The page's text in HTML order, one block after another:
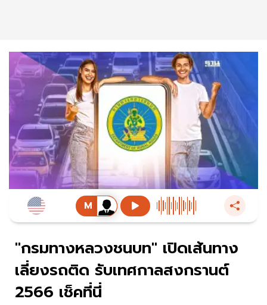
"กรมทางหลวงชนบท" เปิดเส้นทาง
เลี่ยงรถติด รับเทศกาลสงกรานต์
2566 เช็คที่นี่